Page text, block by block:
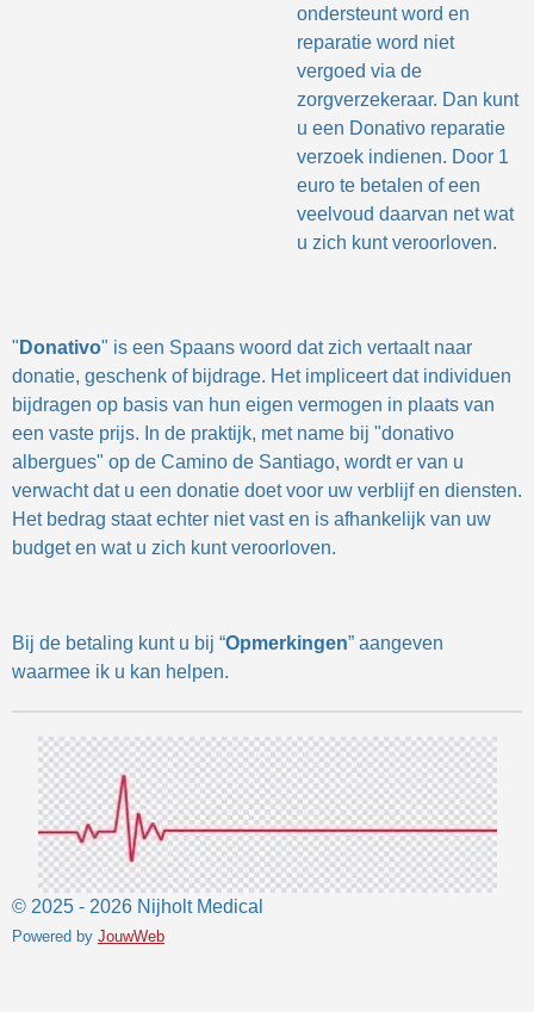
ondersteunt word en
reparatie word niet
vergoed via de
zorgverzekeraar. Dan kunt
u een Donativo reparatie
verzoek indienen. Door 1
euro te betalen of een
veelvoud daarvan net wat
u zich kunt veroorloven.
" Donativo" is een Spaans woord dat zich vertaalt naar
donatie, geschenk of bijdrage. Het impliceert dat individuen
bijdragen op basis van hun eigen vermogen in plaats van
een vaste prijs. In de praktijk, met name bij "donativo
albergues" op de Camino de Santiago, wordt er van u
verwacht dat u een donatie doet voor uw verblijf en diensten.
Het bedrag staat echter niet vast en is afhankelijk van uw
budget en wat u zich kunt veroorloven.
Bij de betaling kunt u bij “Opmerkingen” aangeven
waarmee ik u kan helpen.
© 2025 - 2026 Nijholt Medical
Powered by JouwWeb